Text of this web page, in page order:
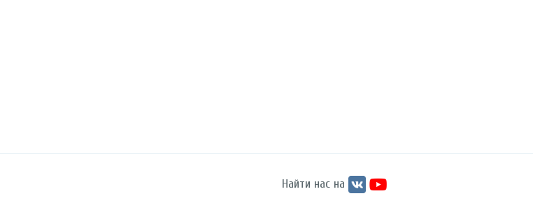
Найти нас на